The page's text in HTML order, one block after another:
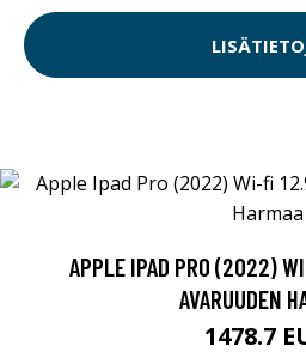
APPLE IPAD PRO (2022)
AVARUUDEN
1478.7